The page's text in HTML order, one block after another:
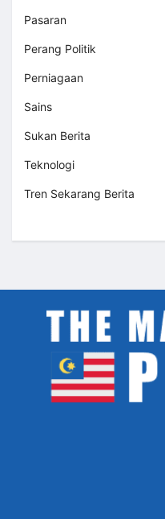
Pasaran
Perang Politik
Perniagaan
Sains
Sukan Berita
Teknologi
Tren Sekarang Berita